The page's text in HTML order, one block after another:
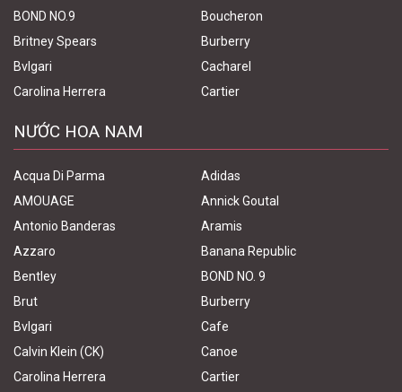
BOND NO.9
Boucheron
Britney Spears
Burberry
Bvlgari
Cacharel
Carolina Herrera
Cartier
NƯỚC HOA NAM
Acqua Di Parma
Adidas
AMOUAGE
Annick Goutal
Antonio Banderas
Aramis
Azzaro
Banana Republic
Bentley
BOND NO. 9
Brut
Burberry
Bvlgari
Cafe
Calvin Klein (CK)
Canoe
Carolina Herrera
Cartier